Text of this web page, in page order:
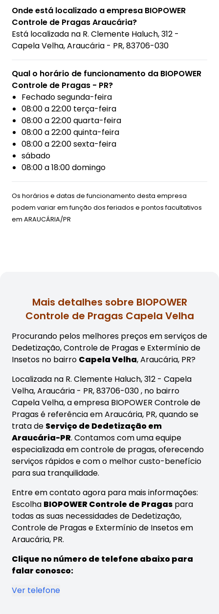
Onde está localizado a empresa BIOPOWER
Controle de Pragas Araucária?
Está localizada na R. Clemente Haluch, 312 -
Capela Velha, Araucária - PR, 83706-030
Qual o horário de funcionamento da BIOPOWER
Controle de Pragas - PR?
Fechado segunda-feira
08:00 a 22:00 terça-feira
08:00 a 22:00 quarta-feira
08:00 a 22:00 quinta-feira
08:00 a 22:00 sexta-feira
sábado
08:00 a 18:00 domingo
Os horários e datas de funcionamento desta empresa
podem variar em função dos feriados e pontos facultativos
em ARAUCÁRIA/PR
Mais detalhes sobre BIOPOWER
Controle de Pragas Capela Velha
Procurando pelos melhores preços em serviços de
Dedetização, Controle de Pragas e Extermínio de
Insetos no bairro Capela Velha, Araucária, PR?
Localizada na R. Clemente Haluch, 312 - Capela
Velha, Araucária - PR, 83706-030 , no bairro
Capela Velha, a empresa BIOPOWER Controle de
Pragas é referência em Araucária, PR, quando se
trata de Serviço de Dedetização em
Araucária-PR. Contamos com uma equipe
especializada em controle de pragas, oferecendo
serviços rápidos e com o melhor custo-benefício
para sua tranquilidade.
Entre em contato agora para mais informações:
Escolha BIOPOWER Controle de Pragas para
todas as suas necessidades de Dedetização,
Controle de Pragas e Extermínio de Insetos em
Araucária, PR.
Clique no número de telefone abaixo para
falar conosco:
Ver telefone